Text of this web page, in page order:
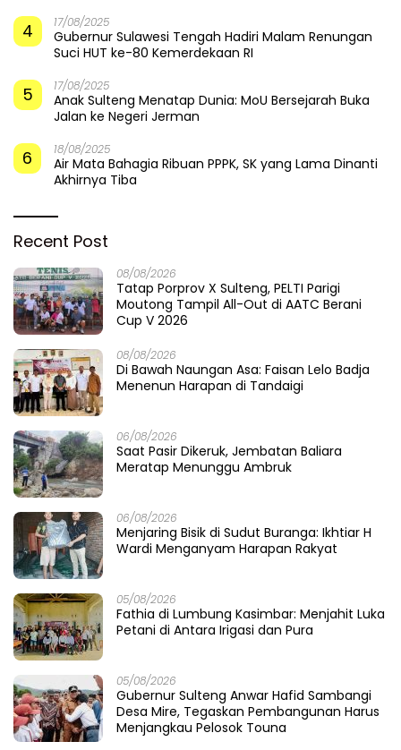
4 17/08/2025
Gubernur Sulawesi Tengah Hadiri Malam Renungan
Suci HUT ke-80 Kemerdekaan RI
5 17/08/2025
Anak Sulteng Menatap Dunia: MoU Bersejarah Buka
Jalan ke Negeri Jerman
6 18/08/2025
Air Mata Bahagia Ribuan PPPK, SK yang Lama Dinanti
Akhirnya Tiba
Recent Post
08/08/2026
Tatap Porprov X Sulteng, PELTI Parigi
Moutong Tampil All-Out di AATC Berani
Cup V 2026
08/08/2026
Di Bawah Naungan Asa: Faisan Lelo Badja
Menenun Harapan di Tandaigi
06/08/2026
Saat Pasir Dikeruk, Jembatan Baliara
Meratap Menunggu Ambruk
06/08/2026
Menjaring Bisik di Sudut Buranga: Ikhtiar H
Wardi Menganyam Harapan Rakyat
05/08/2026
Fathia di Lumbung Kasimbar: Menjahit Luka
Petani di Antara Irigasi dan Pura
05/08/2026
Gubernur Sulteng Anwar Hafid Sambangi
Desa Mire, Tegaskan Pembangunan Harus
Menjangkau Pelosok Touna